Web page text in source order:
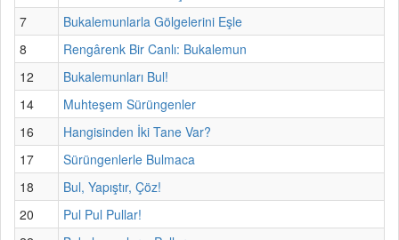
7
Bukalemunlarla Gölgelerini Eşle
8
Rengârenk Bir Canlı: Bukalemun
12
Bukalemunları Bul!
14
Muhteşem Sürüngenler
16
Hangisinden İki Tane Var?
17
Sürüngenlerle Bulmaca
18
Bul, Yapıştır, Çöz!
20
Pul Pul Pullar!